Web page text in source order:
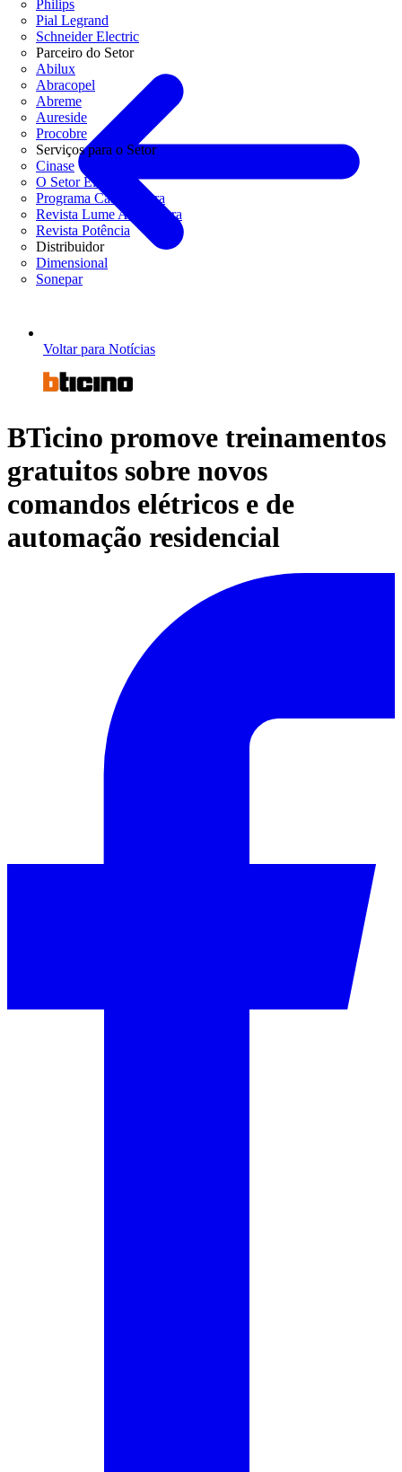
Philips
Pial Legrand
Schneider Electric
Parceiro do Setor
Abilux
Abracopel
Abreme
Aureside
Procobre
Serviços para o Setor
Cinase
O Setor Elétrico
Programa Casa Segura
Revista Lume Arquitetura
Revista Potência
Distribuidor
Dimensional
Sonepar
Voltar para Notícias
BTicino promove treinamentos
gratuitos sobre novos
comandos elétricos e de
automação residencial